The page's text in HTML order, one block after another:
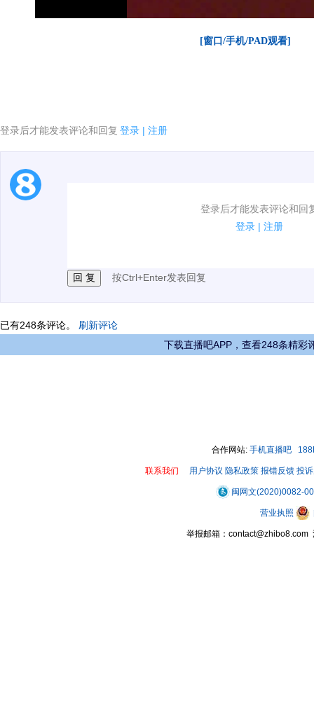
[窗口/手机/PAD观看]
登录后才能发表评论和回复 登录 | 注册
登录后才能发表评论和回
登录 | 注册
1.电脑端新用户可以发表评论了！
按Ctrl+Enter发表回复
已有248条评论。 刷新评论
下载直播吧APP，查看248条精彩
合作网站: 手机直播吧
联系我们 用户协议 隐私政策 报错反馈 投
闽网文(2020)0082-
营业执照
举报邮箱：